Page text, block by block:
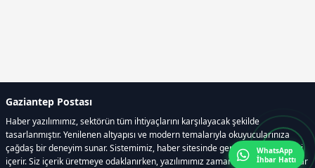
Gaziantep Postası
Haber yazılımımız, sektörün tüm ihtiyaçlarını karşılayacak şekilde
tasarlanmıştır. Yenilenen altyapısı ve modern temalarıyla okuyucularınıza
çağdaş bir deneyim sunar. Sistemimiz, haber sitesinde gerekli tüm modülleri
içerir. Siz içerik üretmeye odaklanırken, yazılımımız zamandan tasarruf sağlar
WhatsApp
İhbar Hattı